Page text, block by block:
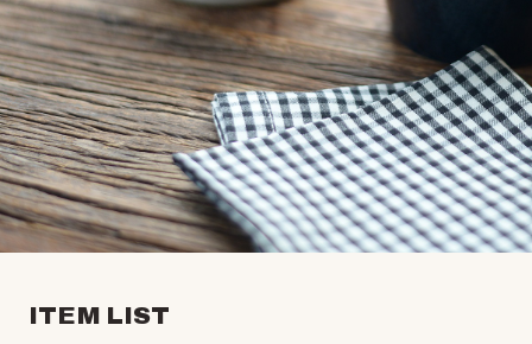
ITEM LIST